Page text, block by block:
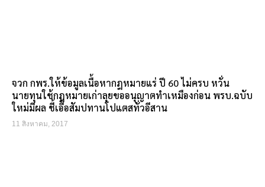
จวก กพร.ให้ข้อมูลเนื้อหากฎหมายแร่ ปี 60 ไม่ครบ หวั่น
นายทุนใช้กฎหมายเก่าลุยขออนุญาตทำเหมืองก่อน พรบ.ฉบับ
ใหม่มีผล ชี้เอื้อสัมปทานโปแตสทั่วอีสาน
11 สิงหาคม, 2017